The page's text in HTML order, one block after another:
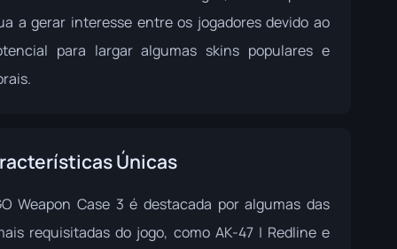
a gerar interesse entre os jogadores devido ao
para largar algumas skins populares e
Únicas
Weapon Case 3 é destacada por algumas das
requisitadas do jogo, como AK-47 | Redline e